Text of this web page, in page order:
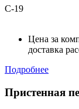
С-19
Цена за
доставка
Подробнее
Пристенная